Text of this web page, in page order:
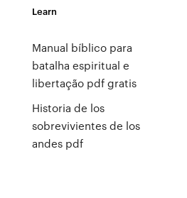
Learn
Manual bíblico para
batalha espiritual e
libertação pdf gratis
Historia de los
sobrevivientes de los
andes pdf